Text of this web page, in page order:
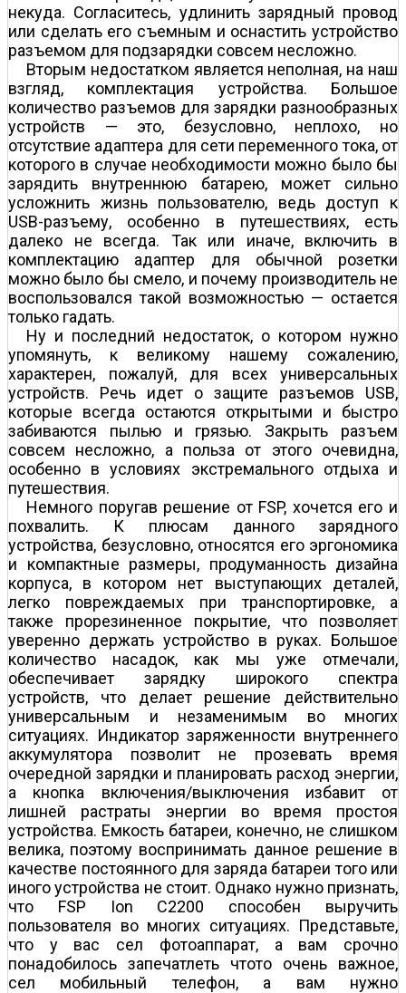
некуда. Согласитесь, удлинить зарядный провод
или сделать его съемным и оснастить устройство
разъемом для подзарядки совсем несложно.
Вторым недостатком является неполная, на наш
взгляд, комплектация устройства. Большое
количество разъемов для зарядки разнообразных
устройств — это, безусловно, неплохо, но
отсутствие адаптера для сети переменного тока, от
которого в случае необходимости можно было бы
зарядить внутреннюю батарею, может сильно
усложнить жизнь пользователю, ведь доступ к
USB-разъему, особенно в путешествиях, есть
далеко не всегда. Так или иначе, включить в
комплектацию адаптер для обычной розетки
можно было бы смело, и почему производитель не
воспользовался такой возможностью — остается
только гадать.
Ну и последний недостаток, о котором нужно
упомянуть, к великому нашему сожалению,
характерен, пожалуй, для всех универсальных
устройств. Речь идет о защите разъемов USB,
которые всегда остаются открытыми и быстро
забиваются пылью и грязью. Закрыть разъем
совсем несложно, а польза от этого очевидна,
особенно в условиях экстремального отдыха и
путешествия.
Немного поругав решение от FSP, хочется его и
похвалить. К плюсам данного зарядного
устройства, безусловно, относятся его эргономика
и компактные размеры, продуманность дизайна
корпуса, в котором нет выступающих деталей,
легко повреждаемых при транспортировке, а
также прорезиненное покрытие, что позволяет
уверенно держать устройство в руках. Большое
количество насадок, как мы уже отмечали,
обеспечивает зарядку широкого спектра
устройств, что делает решение действительно
универсальным и незаменимым во многих
ситуациях. Индикатор заряженности внутреннего
аккумулятора позволит не прозевать время
очередной зарядки и планировать расход энергии,
а кнопка включения/выключения избавит от
лишней растраты энергии во время простоя
устройства. Емкость батареи, конечно, не слишком
велика, поэтому воспринимать данное решение в
качестве постоянного для заряда батареи того или
иного устройства не стоит. Однако нужно признать,
что FSP Ion C2200 способен выручить
пользователя во многих ситуациях. Представьте,
что у вас сел фотоаппарат, а вам срочно
понадобилось запечатлеть что­то очень важное,
сел мобильный телефон, а вам нужно